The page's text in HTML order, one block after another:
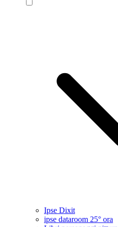
Ipse Dixit
ipse dataroom 25° ora